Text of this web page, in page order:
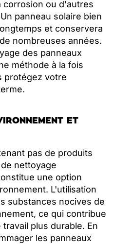
corrosion ou d'autres
panneau solaire bien
et conservera
nombreuses années.
des panneaux
méthode à la fois
protégez votre
ET
pas de produits
nettoyage
une option
L'utilisation
substances nocives de
ce qui contribue
plus durable. En
les panneaux